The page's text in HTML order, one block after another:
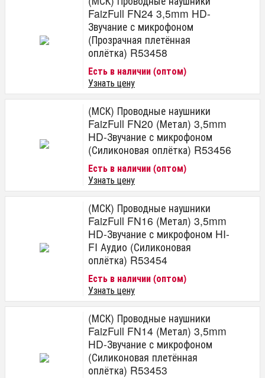
FaizFull FN24 3,5mm HD-
Звучание с микрофоном
(Прозрачная плетённая
оплётка) R53458
Есть в наличии (оптом)
Узнать цену
(МСК) Проводные наушники
FaizFull FN20 (Метал) 3,5mm
HD-Звучание с микрофоном
(Силиконовая оплётка) R53456
Есть в наличии (оптом)
Узнать цену
(МСК) Проводные наушники
FaizFull FN16 (Метал) 3,5mm
HD-Звучание с микрофоном HI-
FI Аудио (Силиконовая
оплётка) R53454
Есть в наличии (оптом)
Узнать цену
(МСК) Проводные наушники
FaizFull FN14 (Метал) 3,5mm
HD-Звучание с микрофоном
(Силиконовая плетённая
оплётка) R53453